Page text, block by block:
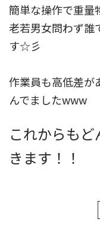
簡単な操作で重量
老若男女問わず誰
す☆彡
作業員も高低差が
んでましたwww
これからも
きます！！